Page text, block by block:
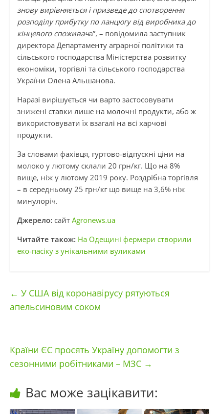
знову вирівняється і призведе до спотворення
розподілу прибутку по ланцюгу від виробника до
кінцевого споживача”, – повідомила заступник
директора Департаменту аграрної політики та
сільського господарства Міністерства розвитку
економіки, торгівлі та сільського господарства
України Олена Альшанова.
Наразі вирішується чи варто застосовувати
знижені ставки лише на молочні продукти, або ж
використовувати їх взагалі на всі харчові
продукти.
За словами фахівця, гуртово-відпускні ціни на
молоко у лютому склали 20 грн/кг. Що на 8%
вище, ніж у лютому 2019 року. Роздрібна торгівля
– в середньому 25 грн/кг що вище на 3,6% ніж
минулоріч.
Джерело: сайт Аgronews.ua
Читайте також: На Одещині фермери створили
еко-пасіку з унікальними вуликами
← У США від коронавірусу рятуються
апельсиновим соком
Країни ЄС просять Україну допомогти з
сезонними робітниками – МЗС →
Вас може зацікавити: